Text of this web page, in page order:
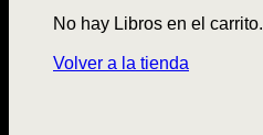
No hay Libros en el carrito.
Volver a la tienda